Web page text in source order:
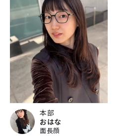
本部
おはな
面長顔